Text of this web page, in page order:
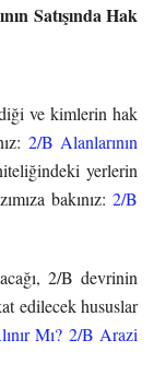
Satışında Hak
ve kimlerin hak
2/B Alanlarının
yerlerin
bakınız: 2/B
2/B devrinin
edilecek hususlar
Mı? 2/B Arazi